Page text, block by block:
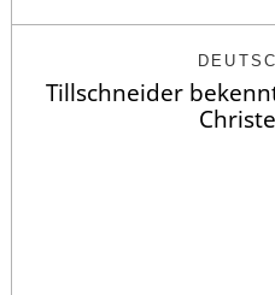
Tillschneider